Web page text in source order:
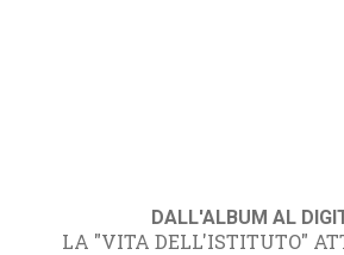
DALL'ALBUM AL
LA "VITA DELL'ISTITUTO"